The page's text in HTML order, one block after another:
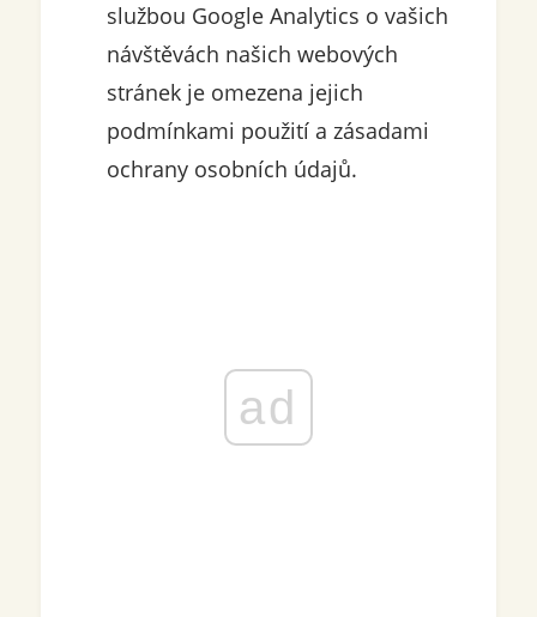
službou Google Analytics o vašich
návštěvách našich webových
stránek je omezena jejich
podmínkami použití a zásadami
ochrany osobních údajů.
ad